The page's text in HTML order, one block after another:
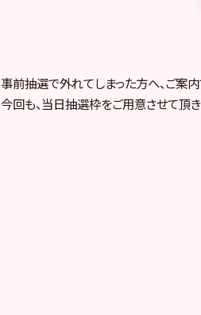
事前抽選で外れてしまった方へ、ご案
今回も、当日抽選枠をご用意させて頂